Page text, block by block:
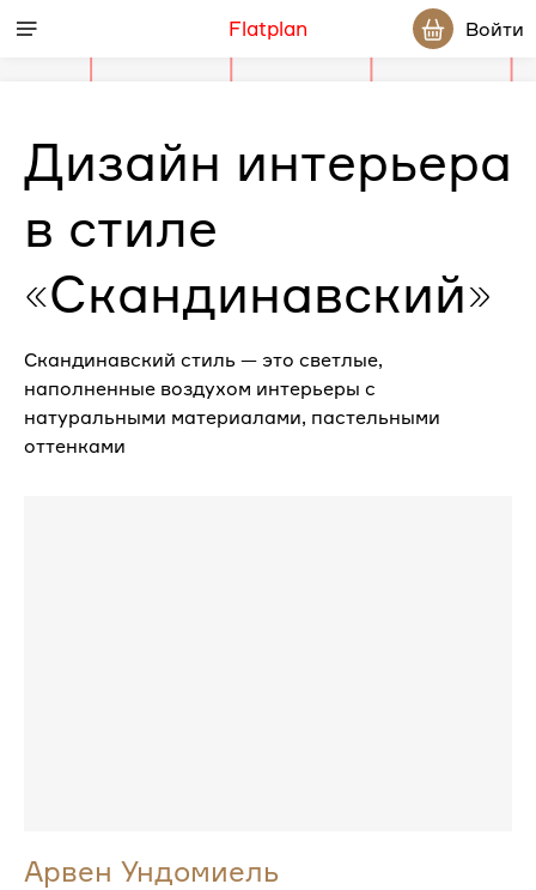
Flatplan Войти
Дизайн интерьера
в стиле
«Скандинавский»
Скандинавский стиль — это светлые,
наполненные воздухом интерьеры с
натуральными материалами, пастельными
оттенками
Арвен Ундомиель